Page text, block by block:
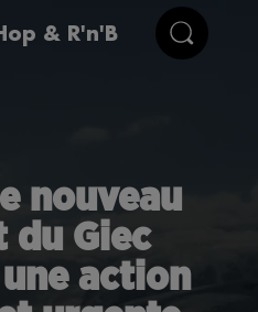
& R'n'B
nouveau
du Giec
action